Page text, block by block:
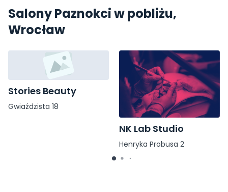
Salony Paznokci w pobliżu,
Wrocław
Stories Beauty
Gwiaździsta 18
NK Lab Studio
Henryka Probusa 2